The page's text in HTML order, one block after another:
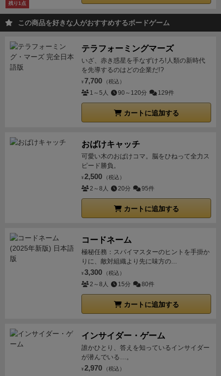
残り1点
この商品を好きな人がおすすめするボードゲーム
テラフォーミングマーズ
いざ、赤き惑星を手なずけろ!人類の新時代
を先導するのはどの企業だ!?
¥ 7,700 （税込）
1～5人 90～120分 129件
カートに追加する
おばけキャッチ
可愛い木のおばけコマ。脳をひねって全力ス
ピード勝負。
¥ 2,500 （税込）
2～8人 20分 95件
カートに追加する
コードネーム
極秘任務：スパイマスターのヒントを手掛か
りに、敵対組織より先に味方の...
¥ 3,300 （税込）
2～8人 15分 80件
カートに追加する
インサイダー・ゲーム
誰かひとり、答えを知っているインサイダー
が潜んでいる…。
¥ 2,970 （税込）